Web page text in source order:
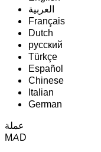
‏العربية‏
Français
Dutch
русский
Türkçe
Español
Chinese
Italian
German
عملة
MAD